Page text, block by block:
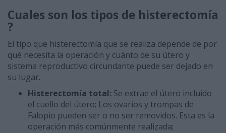
Cuales son los tipos de histerectomía
?
El tipo que histerectomía que se realiza depende de por
qué necesita la operación y cuánto de su útero y
sistema reproductivo circundante puede ser dejado en
su lugar.
Histerectomía total: Se extrae el útero incluido
el cuello del útero; Los ovarios y trompas de
Falopio pueden ser o no ser removidos. Esta es la
operación más comúnmente realizada;